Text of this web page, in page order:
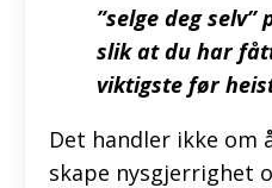
”selge deg
slik at du har
viktigste før
Det handler ikke om
skape nysgjerrighet